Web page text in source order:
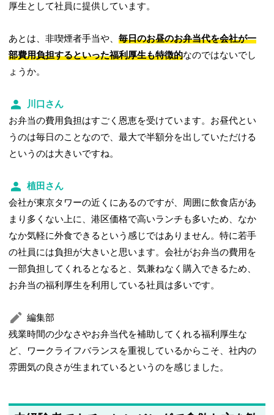
厚⽣として社員に提供しています。
あとは、非喫煙者手当や、毎日のお昼のお弁当代を会社が一
部費用負担するといった福利厚生も特徴的なのではないでし
ょうか。
川口さん
お弁当の費用負担はすごく恩恵を受けています。お昼代とい
うのは毎日のことなので、最大で半額分を出していただける
というのは大きいですね。
植田さん
会社が東京タワーの近くにあるのですが、周囲に飲食店があ
まり多くない上に、港区価格で高いランチも多いため 、なか
なか気軽に外食できるという感じではありません。特に若手
の社員には負担が大きいと思います。会社がお弁当の費用を
一部負担してくれるとなると、気兼ねなく購入できるため、
お弁当の福利厚生を利用している社員は多いです。
編集部
残業時間の少なさやお弁当代を補助してくれる福利厚生な
ど、ワークライフバランスを重視しているからこそ、社内の
雰囲気の良さが生まれているというのを感じました。